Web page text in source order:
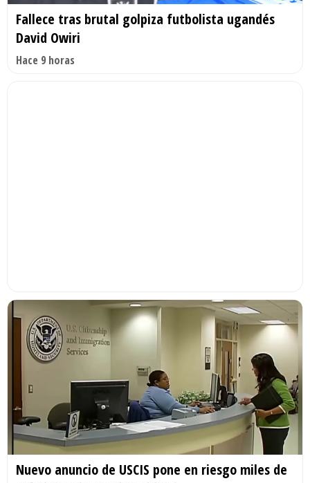
Fallece tras brutal golpiza futbolista ugandés
David Owiri
Hace 9 horas
Nuevo anuncio de USCIS pone en riesgo miles de